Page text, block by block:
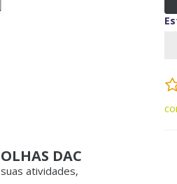
DAC
atividades,